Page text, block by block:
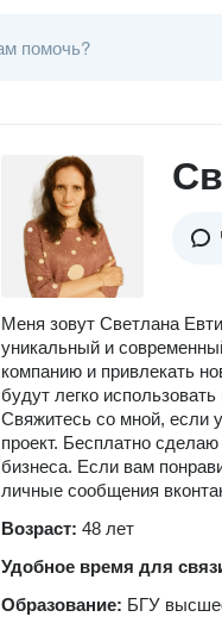
Меня зовут Светлана
уникальный и
компанию и привлекать
будут легко
Свяжитесь со мной, если
проект. Бесплатно
бизнеса. Если вам
личные сообщения
Возраст: 48 лет
Удобное время для
Образование: БГУ